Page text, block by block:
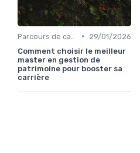
•
29/01/2026
Comment choisir le meilleur
master en gestion de
patrimoine pour booster sa
carrière